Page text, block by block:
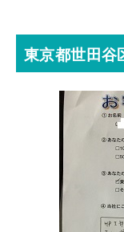
東京都世田